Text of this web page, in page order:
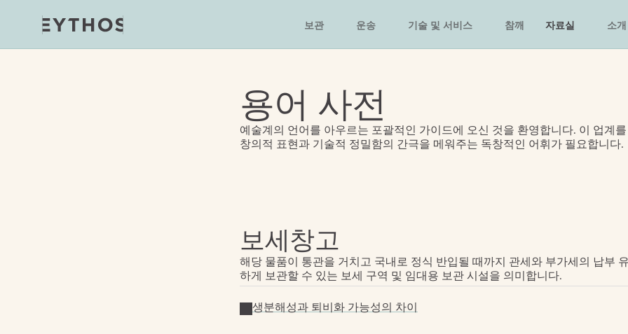
용어 사전
예술계의 언어를 아우르는 포괄적인 가이드에 오신 것을 환영합니다. 이 업계
창의적 표현과 기술적 정밀함의 간극을 메워주는 독창적인 어휘가 필요합니다.
보세창고
해당 물품이 통관을 거치고 국내로 정식 반입될 때까지 관세와 부가세의 납부
하게 보관할 수 있는 보세 구역 및 임대용 보관 시설을 의미합니다.
생분해성과 퇴비화 가능성의 차이
보관 운송 기술 및 서비스 참깨 자료실 소개